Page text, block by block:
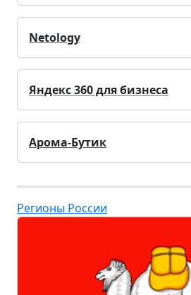
Netology
Яндекс 360 для бизнеса
Арома-Бутик
Регионы России